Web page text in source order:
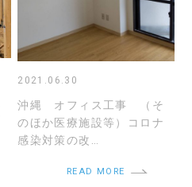
2021.06.30
沖縄 オフィス工事 （そ
のほか医療施設等）コロナ
感染対策の改…
READ MORE